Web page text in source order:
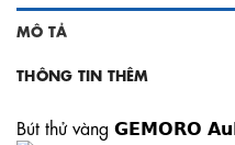
MÔ TẢ
THÔNG TIN THÊM
Bút thử vàng 𝗚𝗘𝗠𝗢𝗥𝗢